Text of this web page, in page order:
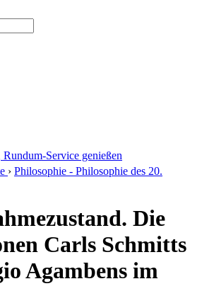
Service genießen
› Philosophie - Philosophie des 20.
Die
Carls Schmitts
Agambens im